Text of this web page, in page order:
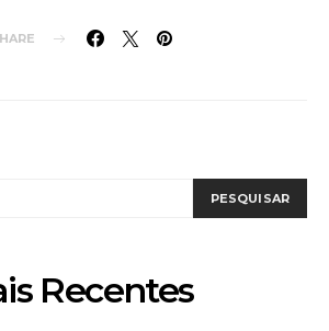
PESQUISAR
Recentes